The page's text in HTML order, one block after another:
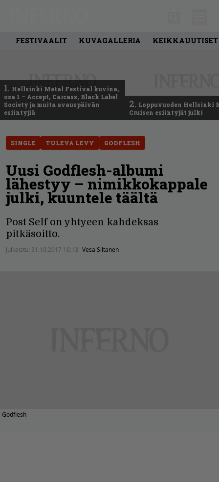
FESTIVAALIT KUVAGALLERIA KEIKKAUUTISET
1. Hellsinki Metal Festival kuvina,
osa 1 – Accept, Carcass, Black Label
Society ja muita avauspäivän
esiintyjiä
2. Loppuvuoden Hellsinki
Cruisen esiintyjät julki
SINGLE TULEVA LEVY GODFLESH
Uusi Godflesh-albumi
lähestyy – nimikkokappale
julki, kuuntele täältä
Post Self on yhtyeen kahdeksas
pitkäsoitto.
Julkaistu: 31.10.2017 16:13 Vesa Siltanen
Godflesh